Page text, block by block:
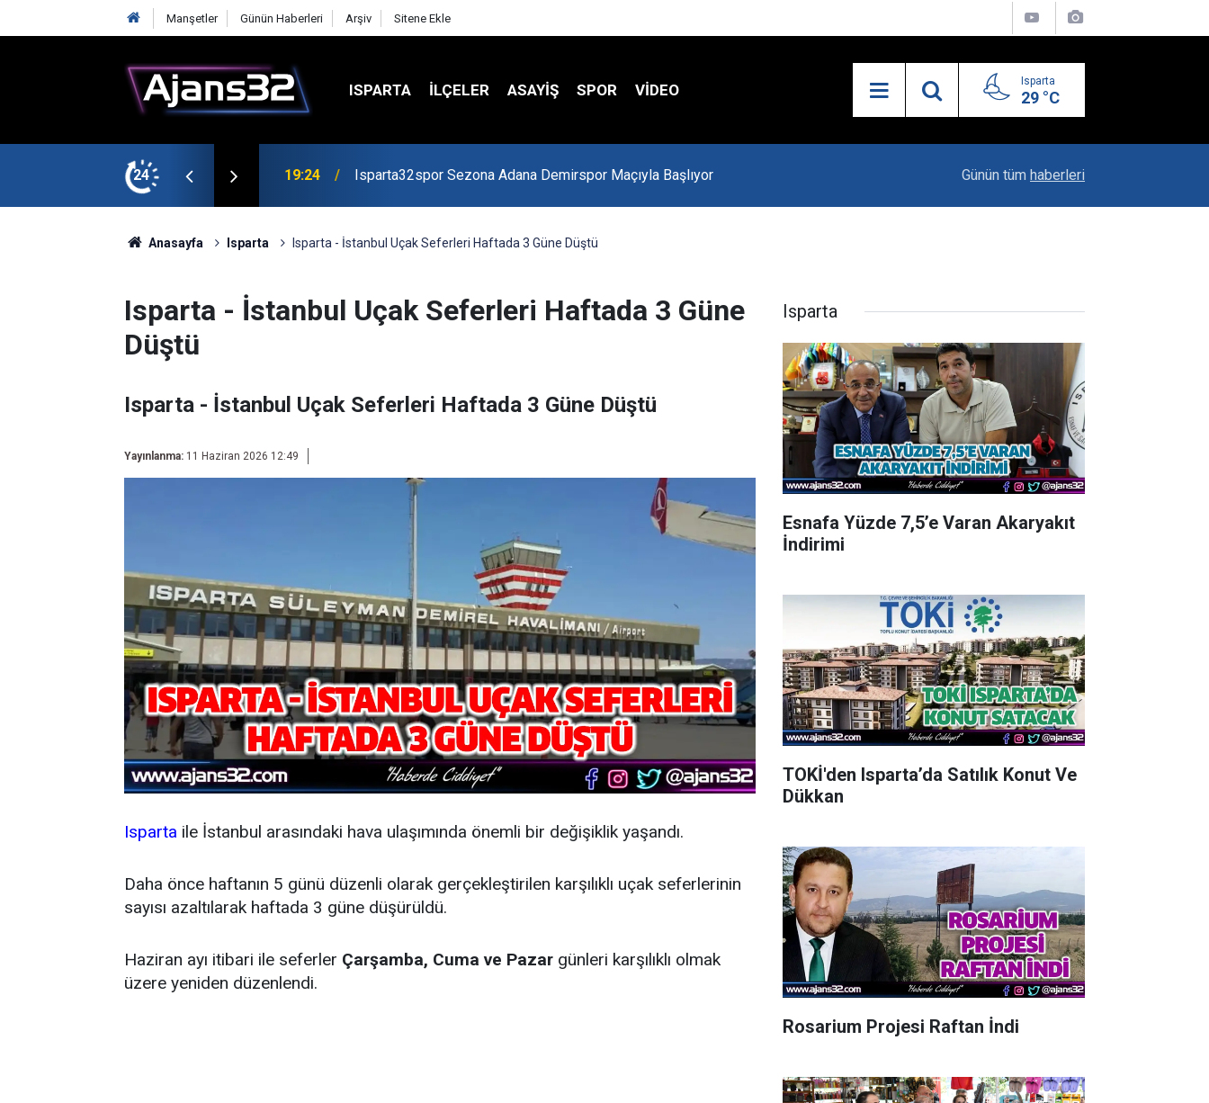
Manşetler Günün Haberleri Arşiv Sitene Ekle
ISPARTA İLÇELER ASAYİŞ SPOR VIDEO Isparta
29 °C
24
Maçıyla Başlıyor 19:22 Isparta Kredi Batağında Vali Erin: Bu İşin Kenarında Olanlara Bile Bu
Günün tüm haberleri
Anasayfa Isparta Isparta - İstanbul Uçak Seferleri Haftada 3 Güne Düştü
Isparta - İstanbul Uçak Seferleri Haftada 3 Güne
Düştü
Isparta - İstanbul Uçak Seferleri Haftada 3 Güne Düştü
Yayınlanma: 11 Haziran 2026 12:49
Isparta ile İstanbul arasındaki hava ulaşımında önemli bir değişiklik yaşandı.
Daha önce haftanın 5 günü düzenli olarak gerçekleştirilen karşılıklı uçak seferlerinin
sayısı azaltılarak haftada 3 güne düşürüldü.
Haziran ayı itibari ile seferler Çarşamba, Cuma ve Pazar günleri karşılıklı olmak
üzere yeniden düzenlendi.
Isparta
Esnafa Yüzde 7,5’e Varan Akaryakıt
İndirimi
TOKİ'den Isparta’da Satılık Konut Ve
Dükkan
Rosarium Projesi Raftan İndi